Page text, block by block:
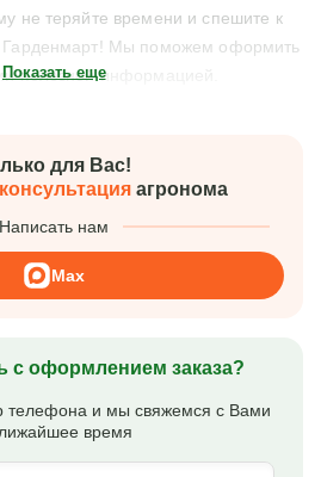
не теряйте времени и спешите к
Гарденмарт! Мы поможем оформить
полезной информацией.
Показать еще
для Вас!
агронома
Написать нам
Max
с оформлением заказа?
телефона и мы свяжемся с Вами
время